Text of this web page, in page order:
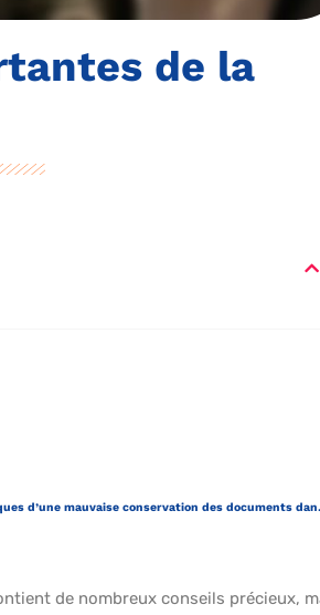
de la
Quels sont
de nombreux conseils précieux,